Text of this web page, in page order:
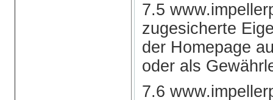
7.5
zugesicherte
der Homepage
oder als
7.6